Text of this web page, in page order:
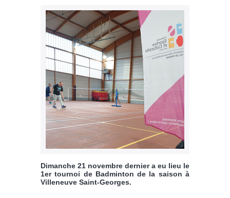
Dimanche 21 novembre dernier a eu lieu le
1er tournoi de Badminton de la saison à
Villeneuve Saint-Georges.